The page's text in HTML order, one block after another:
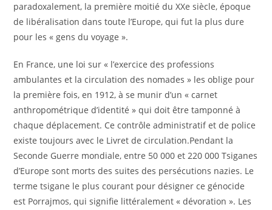
paradoxalement, la première moitié du XXe siècle, époque
de libéralisation dans toute l’Europe, qui fut la plus dure
pour les « gens du voyage ».
En France, une loi sur « l’exercice des professions
ambulantes et la circulation des nomades » les oblige pour
la première fois, en 1912, à se munir d’un « carnet
anthropométrique d’identité » qui doit être tamponné à
chaque déplacement. Ce contrôle administratif et de police
existe toujours avec le Livret de circulation.Pendant la
Seconde Guerre mondiale, entre 50 000 et 220 000 Tsiganes
d’Europe sont morts des suites des persécutions nazies. Le
terme tsigane le plus courant pour désigner ce génocide
est Porrajmos, qui signifie littéralement « dévoration ». Les